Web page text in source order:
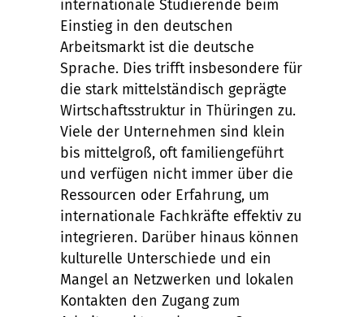
internationale Studierende beim
Einstieg in den deutschen
Arbeitsmarkt ist die deutsche
Sprache. Dies trifft insbesondere für
die stark mittelständisch geprägte
Wirtschaftsstruktur in Thüringen zu.
Viele der Unternehmen sind klein
bis mittelgroß, oft familiengeführt
und verfügen nicht immer über die
Ressourcen oder Erfahrung, um
internationale Fachkräfte effektiv zu
integrieren. Darüber hinaus können
kulturelle Unterschiede und ein
Mangel an Netzwerken und lokalen
Kontakten den Zugang zum